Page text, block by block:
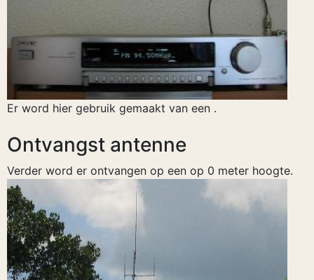
Er word hier gebruik gemaakt van een .
Ontvangst antenne
Verder word er ontvangen op een op 0 meter hoogte.